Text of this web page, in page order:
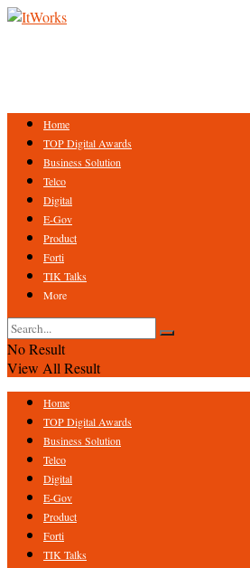
Home
TOP Digital Awards
Business Solution
Telco
Digital
E-Gov
Product
Forti
TIK Talks
More
No Result
View All Result
Home
TOP Digital Awards
Business Solution
Telco
Digital
E-Gov
Product
Forti
TIK Talks